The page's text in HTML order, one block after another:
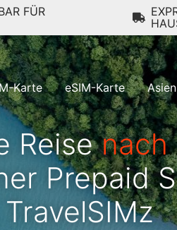
FÜR
Karte
eSIM-Karte
Reisenach
Prepaid
TravelSIMz